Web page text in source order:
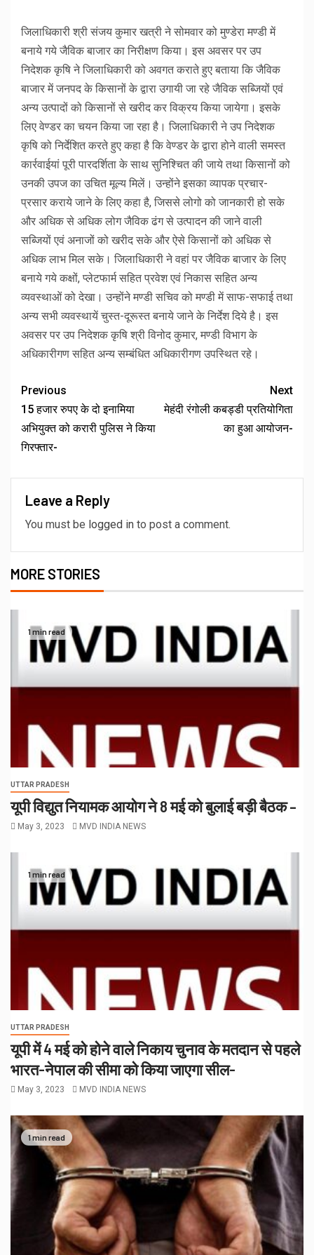
जिलाधिकारी श्री संजय कुमार खत्री ने सोमवार को मुण्डेरा मण्डी में
बनाये गये जैविक बाजार का निरीक्षण किया। इस अवसर पर उप
निदेशक कृषि ने जिलाधिकारी को अवगत कराते हुए बताया कि जैविक
बाजार में जनपद के किसानों के द्वारा उगायी जा रहे जैविक सब्जियों एवं
अन्य उत्पादों को किसानों से खरीद कर विक्रय किया जायेगा। इसके
लिए वेण्डर का चयन किया जा रहा है। जिलाधिकारी ने उप निदेशक
कृषि को निर्देशित करते हुए कहा है कि वेण्डर के द्वारा होने वाली समस्त
कार्रवाईयां पूरी पारदर्शिता के साथ सुनिश्चित की जाये तथा किसानों को
उनकी उपज का उचित मूल्य मिलें। उन्होंने इसका व्यापक प्रचार-
प्रसार कराये जाने के लिए कहा है, जिससे लोगो को जानकारी हो सके
और अधिक से अधिक लोग जैविक ढंग से उत्पादन की जाने वाली
सब्जियों एवं अनाजों को खरीद सके और ऐसे किसानों को अधिक से
अधिक लाभ मिल सके। जिलाधिकारी ने वहां पर जैविक बाजार के लिए
बनाये गये कक्षों, प्लेटफार्म सहित प्रवेश एवं निकास सहित अन्य
व्यवस्थाओं को देखा। उन्होंने मण्डी सचिव को मण्डी में साफ-सफाई तथा
अन्य सभी व्यवस्थायें चुस्त-दूरूस्त बनाये जाने के निर्देश दिये है। इस
अवसर पर उप निदेशक कृषि श्री विनोद कुमार, मण्डी विभाग के
अधिकारीगण सहित अन्य सम्बंधित अधिकारीगण उपस्थित रहे।
Previous
15 हजार रुपए के दो इनामिया
अभियुक्त को करारी पुलिस ने किया
गिरफ्तार-
Next
मेहंदी रंगोली कबड्डी प्रतियोगिता
का हुआ आयोजन-
Leave a Reply
You must be logged in to post a comment.
MORE STORIES
1 min read
UTTAR PRADESH
यूपी विद्युत नियामक आयोग ने 8 मई को बुलाई बड़ी बैठक –
May 3, 2023 MVD INDIA NEWS
1 min read
UTTAR PRADESH
यूपी में 4 मई को होने वाले निकाय चुनाव के मतदान से पहले
भारत-नेपाल की सीमा को किया जाएगा सील-
May 3, 2023 MVD INDIA NEWS
1 min read